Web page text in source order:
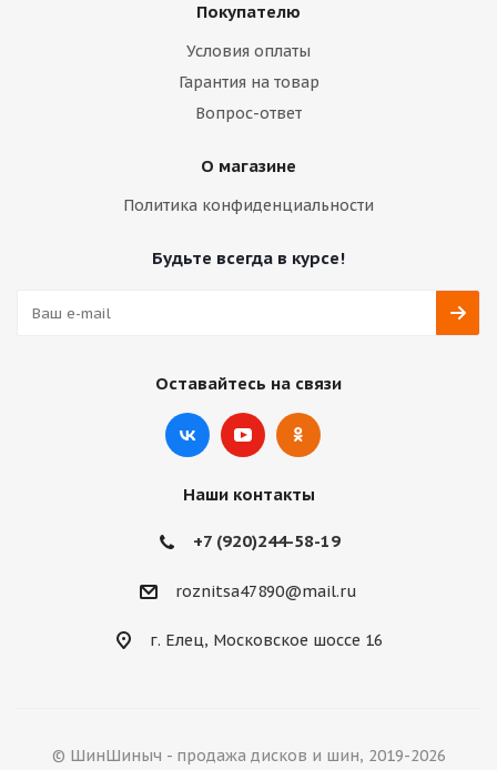
Покупателю
Условия оплаты
Гарантия на товар
Вопрос-ответ
О магазине
Политика конфиденциальности
Будьте всегда в курсе!
Оставайтесь на связи
Наши контакты
+7 (920)244-58-19
roznitsa47890@mail.ru
г. Елец, Московское шоссе 16
© ШинШиныч - продажа дисков и шин, 2019-2026